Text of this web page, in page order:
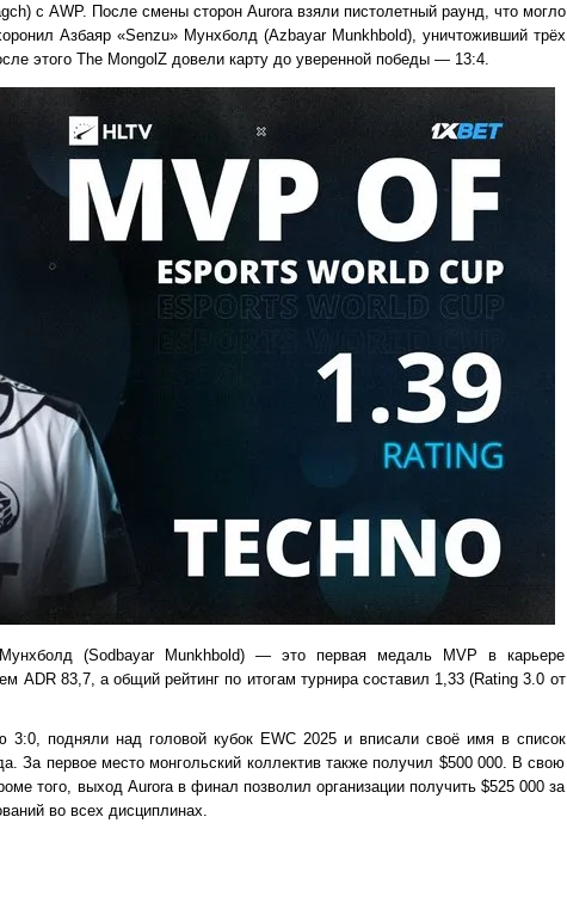
с AWP. После смены сторон Aurora взяли пистолетный раунд, что могло
Азбаяр «Senzu» Мунхболд (Azbayar Munkhbold), уничтоживший трёх
этого The MongolZ довели карту до уверенной победы — 13:4.
(Sodbayar Munkhbold) — это первая медаль MVP в карьере
ADR 83,7, а общий рейтинг по итогам турнира составил 1,33 (Rating 3.0 от
подняли над головой кубок EWC 2025 и вписали своё имя в список
За первое место монгольский коллектив также получил $500 000. В свою
того, выход Aurora в финал позволил организации получить $525 000 за
во всех дисциплинах.